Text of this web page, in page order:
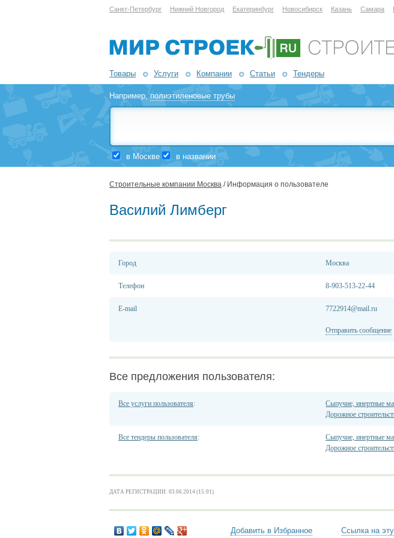
Санкт-Петербург Нижний Новгород Екатеринбург Новосибирск Казань Самара
Товары Услуги Компании Статьи Тендеры
Например,полиэтиленовые трубы
в Москве в названии
Строительные компании Москва / Информация о пользователе
Василий Лимберг
Город Москва
Телефон 8-903-513-22-44
E-mail 7722914@mail.ru
Отправить сообщение
Все предложения пользователя:
Все услуги пользователя: Сыпучие, инертные
Дорожное
Все тендеры пользователя: Сыпучие, инертные
Дорожное
ДАТА РЕГИСТРАЦИИ: 03.06.2014 (15:01)
Добавить в Избранное Ссылка на